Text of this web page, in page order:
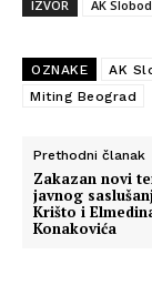
IZVOR AK
OZNAKE AK
Miting Beograd
Prethodni članak
Zakazan novi
javnog
Krišto i
Konakovića